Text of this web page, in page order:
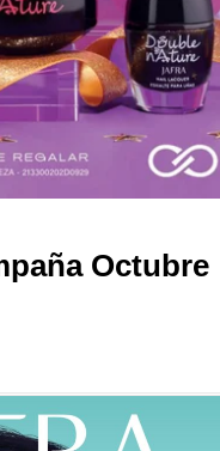
Octubre